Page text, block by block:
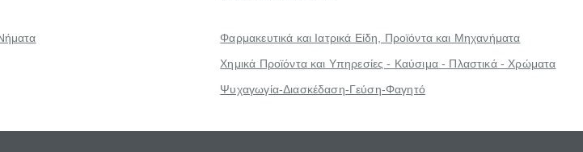
Φαρμακευτικά και Ιατρικά Είδη, Προϊόντα και Μηχανήματα
Χημικά Προϊόντα και Υπηρεσίες - Καύσιμα - Πλαστικά - Χρώματα
Ψυχαγωγία-Διασκέδαση-Γεύση-Φαγητό